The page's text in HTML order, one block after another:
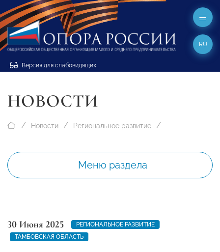
Версия для слабовидящих
RU
НОВОСТИ
Новости Региональное развитие
Меню раздела
30 Июня 2025
РЕГИОНАЛЬНОЕ РАЗВИТИЕ
ТАМБОВСКАЯ ОБЛАСТЬ